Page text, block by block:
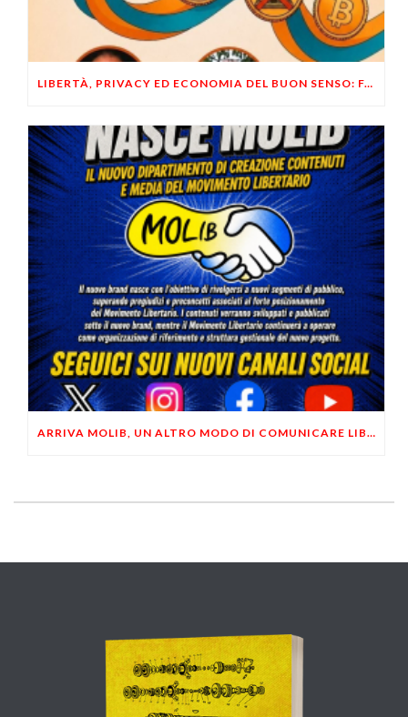
LIBERTÀ, PRIVACY ED ECONOMIA DEL BUON SENSO: FACCO E MUSUMECI A CASALECCHIO DI RENO (BO)
ARRIVA MOLIB, UN ALTRO MODO DI COMUNICARE LIBERTARIO